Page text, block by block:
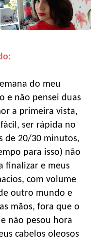
do meu
e não pensei duas
a primeira vista,
ser rápida no
de 20/30 minutos,
para isso) não
finalizar e meus
com volume
outro mundo e
mãos, fora que o
não pesou hora
cabelos oleosos